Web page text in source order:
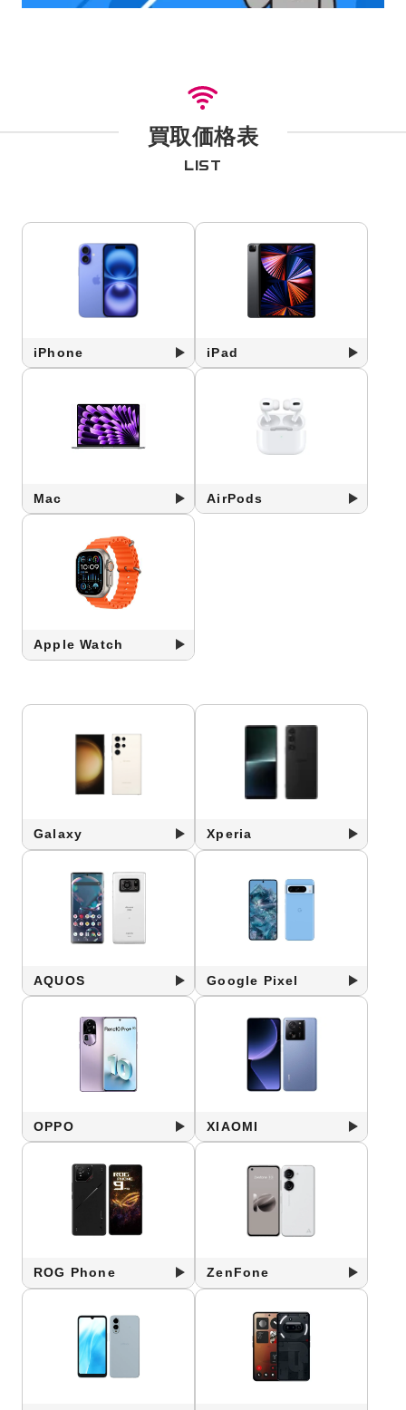
買取価格表
LIST
iPhone iPad
Mac AirPods
Apple Watch
Galaxy Xperia
AQUOS Google Pixel
OPPO XIAOMI
ROG Phone ZenFone